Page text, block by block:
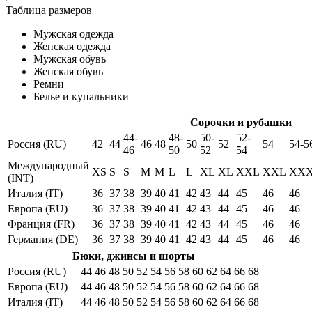
Таблица размеров
Мужская одежда
Женская одежда
Мужская обувь
Женская обувь
Ремни
Белье и купальники
Сорочки и рубашки
Россия (RU)
42 44
44-
46
46 48
48-
50
50
50-
52
52
52-
54
54
54-
Международный
(INT)
XS S S M M L L XL XL XXL XXL
Италия (IT)
36 37 38 39 40 41 42 43 44 45 46
46
Европа (EU)
36 37 38 39 40 41 42 43 44 45 46
46
Франция (FR)
36 37 38 39 40 41 42 43 44 45 46
46
Германия (DE)
36 37 38 39 40 41 42 43 44 45 46
46
Бюки, джинсы и шорты
Россия (RU)
44 46 48 50 52 54 56 58 60 62 64 66 68
Европа (EU)
44 46 48 50 52 54 56 58 60 62 64 66 68
Италия (IT)
44 46 48 50 52 54 56 58 60 62 64 66 68